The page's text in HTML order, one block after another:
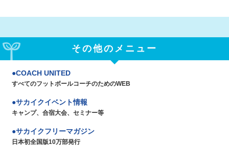
その他のメニュー
COACH UNITED
すべてのフットボールコーチのためのWEB
サカイクイベント情報
キャンプ、合宿大会、セミナー等
サカイクフリーマガジン
日本初全国版10万部発行